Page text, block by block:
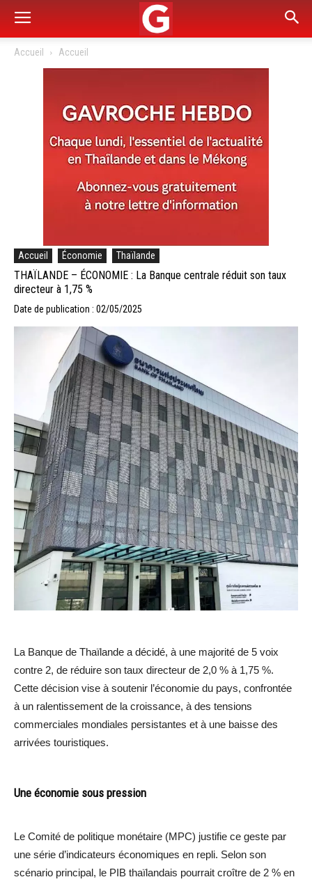
Accueil Accueil
Accueil Économie Thaïlande
THAÏLANDE – ÉCONOMIE : La Banque centrale réduit son taux
directeur à 1,75 %
Date de publication : 02/05/2025
La Banque de Thaïlande a décidé, à une majorité de 5 voix
contre 2, de réduire son taux directeur de 2,0 % à 1,75 %.
Cette décision vise à soutenir l’économie du pays, confrontée
à un ralentissement de la croissance, à des tensions
commerciales mondiales persistantes et à une baisse des
arrivées touristiques.
Une économie sous pression
Le Comité de politique monétaire (MPC) justifie ce geste par
une série d’indicateurs économiques en repli. Selon son
scénario principal, le PIB thaïlandais pourrait croître de 2 % en